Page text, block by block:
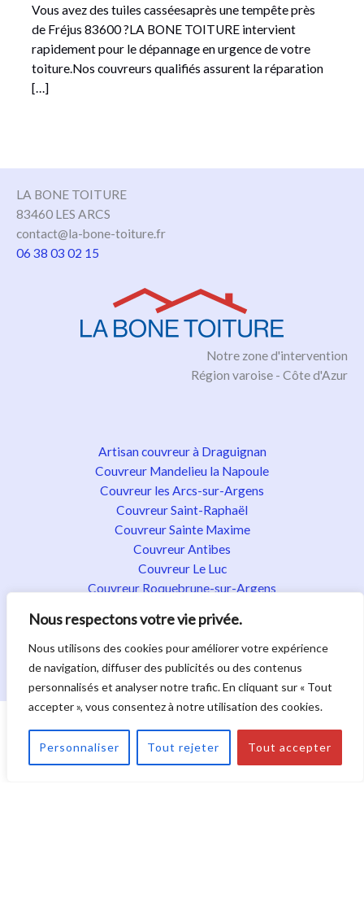
Nous respectons votre vie privée.
Nous utilisons des cookies pour améliorer votre expérience
de navigation, diffuser des publicités ou des contenus
personnalisés et analyser notre trafic. En cliquant sur « Tout
accepter », vous consentez à notre utilisation des cookies.
Personnaliser Tout rejeter Tout accepter
Vous avez des tuiles casséesaprès une tempête près
de Fréjus 83600 ?LA BONE TOITURE intervient
rapidement pour le dépannage en urgence de votre
toiture.Nos couvreurs qualifiés assurent la réparation
[…]
LA BONE TOITURE
83460 LES ARCS
contact@la-bone-toiture.fr
06 38 03 02 15
Notre zone d'intervention
Région varoise - Côte d'Azur
Artisan couvreur à Draguignan
Couvreur Mandelieu la Napoule
Couvreur les Arcs-sur-Argens
Couvreur Saint-Raphaël
Couvreur Sainte Maxime
Couvreur Antibes
Couvreur Le Luc
Couvreur Roquebrune-sur-Argens
Couvreur Fayence
Couvreur Flayosc
Couvreur Golfe de Saint-Tropez
site |Nos activités